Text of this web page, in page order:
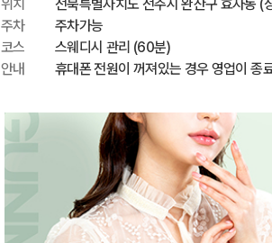
위치
전북특별자치도 전주시 완산구 효자동 (
주차
주차가능
코스
스웨디시 관리 (60분)
안내
휴대폰 전원이 꺼져있는 경우 영업이 종